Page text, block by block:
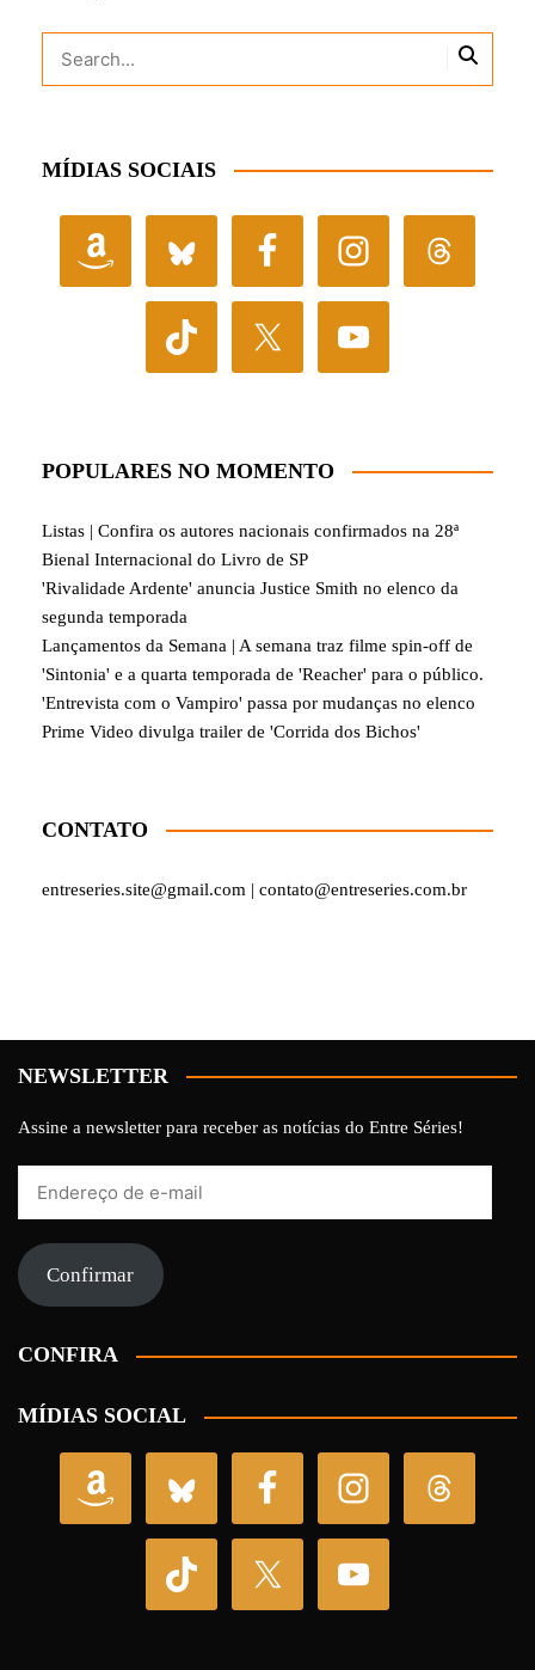
MÍDIAS SOCIAIS
POPULARES NO MOMENTO
Listas | Confira os autores nacionais confirmados na 28ª
Bienal Internacional do Livro de SP
'Rivalidade Ardente' anuncia Justice Smith no elenco da
segunda temporada
Lançamentos da Semana | A semana traz filme spin-off de
'Sintonia' e a quarta temporada de 'Reacher' para o público.
'Entrevista com o Vampiro' passa por mudanças no elenco
Prime Video divulga trailer de 'Corrida dos Bichos'
CONTATO
entreseries.site@gmail.com | contato@entreseries.com.br
NEWSLETTER
Assine a newsletter para receber as notícias do Entre Séries!
mail Confirmar
CONFIRA
MÍDIAS SOCIAL